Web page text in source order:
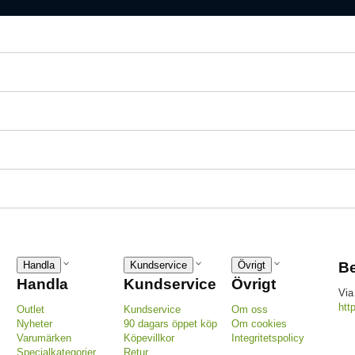
Handla
Handla
Outlet
Nyheter
Varumärken
Specialkategorier
Kundservice
Kundservice
Kundservice
90 dagars öppet köp
Köpevillkor
Retur
Övrigt
Övrigt
Om oss
Om cookies
Integritetspolicy